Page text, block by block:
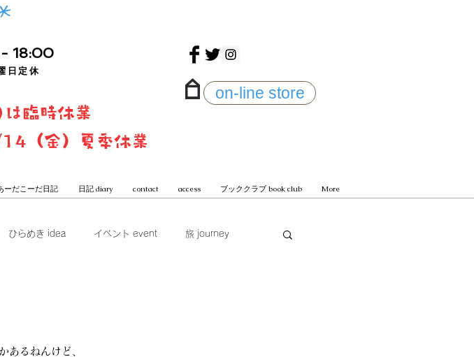
- 18:00
日定休
on-line store
臨時休業
（金）夏季休業
ーだこーだ日記 日記 diary contact access ブッククラブ book club More
ひらめき idea イベント event 旅 journey
あるねんけど、